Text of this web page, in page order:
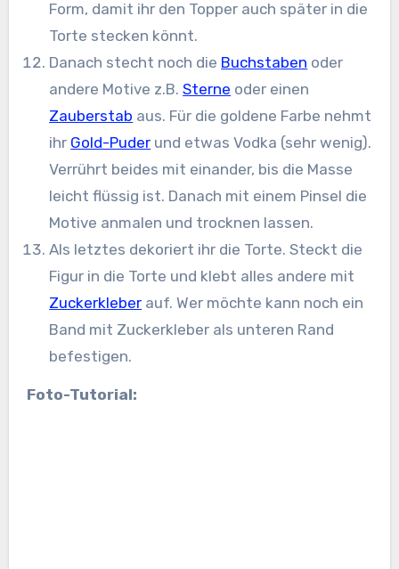
Form, damit ihr den Topper auch später in die
Torte stecken könnt.
Danach stecht noch die Buchstaben oder
andere Motive z.B.Sterne oder einen
Zauberstab aus. Für die goldene Farbe nehmt
ihr Gold-Puder und etwas Vodka (sehr wenig).
Verrührt beides mit einander, bis die Masse
leicht flüssig ist. Danach mit einem Pinsel die
Motive anmalen und trocknen lassen.
Als letztes dekoriert ihr die Torte. Steckt die
Figur in die Torte und klebt alles andere mit
Zuckerkleber auf. Wer möchte kann noch ein
Band mit Zuckerkleber als unteren Rand
befestigen.
Foto-Tutorial: